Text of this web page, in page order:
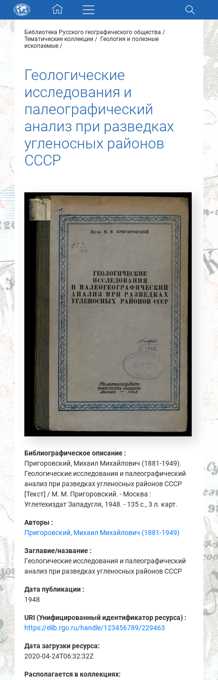
Skip navigation
Разделы и коллекции
Новости
О нас
Контакты
Партнеры
Библиотека Русского географического общества
Тематические коллекции
Геология и полезные
ископаемые
Геологические
исследования и
палеографический
анализ при разведках
угленосных районов
СССР
Библиографическое описание :
Пригоровский, Михаил Михайлович (1881-1949).
Геологические исследования и палеографический
анализ при разведках угленосных районов СССР
[Текст] / М. М. Пригоровский. - Москва :
Углетехиздат Западугля, 1948. - 135 с., 3 л. карт.
Авторы :
Пригоровский, Михаил Михайлович (1881-1949)
Заглавие/название :
Геологические исследования и палеографический
анализ при разведках угленосных районов СССР
Дата публикации :
1948
URI (Унифицированный идентификатор ресурса) :
https://elib.rgo.ru/handle/123456789/229463
Дата загрузки ресурса:
2020-04-24T06:32:32Z
Располагается в коллекциях: